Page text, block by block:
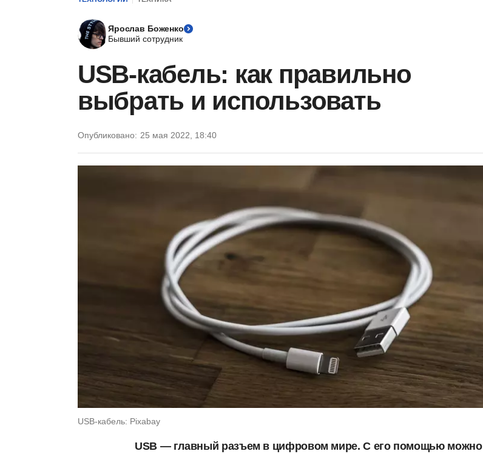
Ярослав Боженко
Бывший сотрудник
USB-кабель: как правильно
выбрать и использовать
Опубликовано: 25 мая 2022, 18:40
USB-кабель: Pixabay
USB — главный разъем в цифровом мире. С его помощью можно